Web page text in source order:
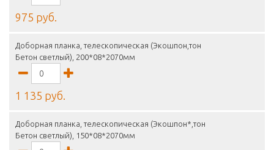
975 руб.
Доборная планка, телескопическая (Экошпон,тон
Бетон светлый), 200*08*2070мм
1 135 руб.
Доборная планка, телескопическая (Экошпон*,тон
Бетон светлый), 150*08*2070мм